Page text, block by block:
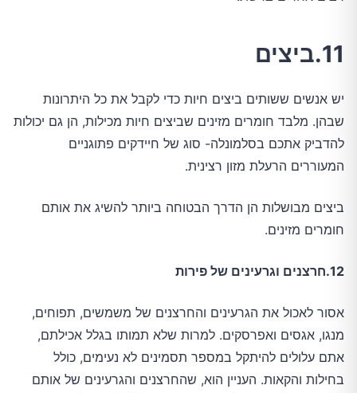
11.ביצים
יש אנשים ששותים ביצים חיות כדי לקבל את כל היתרונות
שבהן. מלבד חומרים מזינים שביצים חיות מכילות, הן גם יכולות
להדביק אתכם בסלמונלה- סוג של חיידקים פתוגניים
המעוררים הרעלת מזון רצינית.
ביצים מבושלות הן הדרך הבטוחה ביותר להשיג את אותם
חומרים מזינים.
12.חרצנים וגרעינים של פירות
אסור לאכול את הגרעינים והחרצנים של משמשים, תפוחים,
מנגו, אגסים ואפרסקים. למרות שלא תמותו בגלל אכילתם,
אתם עלולים להיתקל במספר תסמינים לא נעימים, כולל
בחילות והקאות. העניין הוא, שהחרצנים והגרעינים של אותם